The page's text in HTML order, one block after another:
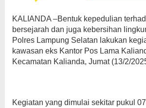
KALIANDA –Bentuk kepedulian
bersejarah dan juga kebersihan
Polres Lampung Selatan lakukan
kawasan eks Kantor Pos Lama
Kecamatan Kalianda, Jumat (13/2/
Kegiatan yang dimulai sekitar pukul